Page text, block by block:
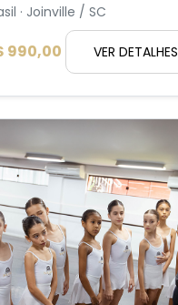
· Joinville / SC
990,00 VER DETALHES